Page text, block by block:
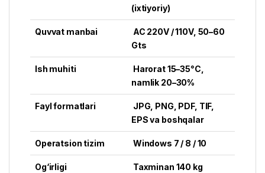
(ixtiyoriy)
Quvvat manbai
AC 220V / 110V, 50–60
Gts
Ish muhiti
Harorat 15–35°C,
namlik 20–30%
Fayl formatlari
JPG, PNG, PDF, TIF,
EPS va boshqalar
Operatsion tizim Windows 7 / 8 / 10
Og‘irligi Taxminan 140 kg